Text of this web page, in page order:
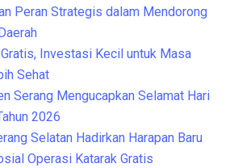
Peran Strategis dalam Mendorong
Investasi Kecil untuk Masa
Sehat
Serang Mengucapkan Selamat Hari
2026
Selatan Hadirkan Harapan Baru
Operasi Katarak Gratis